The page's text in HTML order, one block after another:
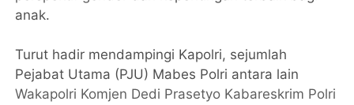
anak.
Turut hadir mendampingi Kapolri, sejumlah
Pejabat Utama (PJU) Mabes Polri antara lain
Wakapolri Komjen Dedi Prasetyo Kabareskrim Polri